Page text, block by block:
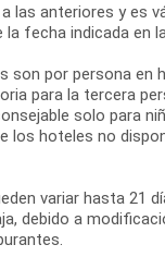
las anteriores y es
fecha indicada en
son por persona en
para la tercera
solo para
los hoteles no
variar hasta 21
debido a